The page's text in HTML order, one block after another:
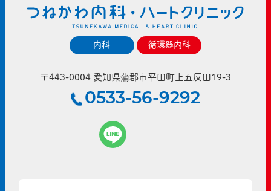
内科 循環器内科
〒443-0004 愛知県蒲郡市平田町上五反田19-3
0533-56-9292